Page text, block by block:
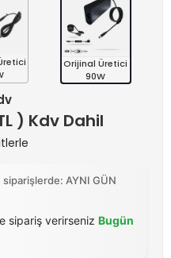
Orijinal Üretici
90W
) Kdv Dahil
AYNI GÜN
sipariş verirseniz Bugün